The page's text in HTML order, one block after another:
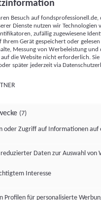
Zielgruppenforschung.
Kennungen (z. B. login-
Kennungen,
zusammen mit anderen
Technologien usw.) auf
ausgelesen werden, um es
App oder einer Webseite
der hier aufgeführten
Besuch auf
Dienste nutzen wir Technologien
zufällig zugewiesene
Gerät gespeichert oder
Messung von Werbeleistung
die Website nicht erforderlich.
später jederzeit via
(7)
oder Zugriff auf Informationen auf
Daten zur Auswahl von
Interesse
Profilen für personalisierte